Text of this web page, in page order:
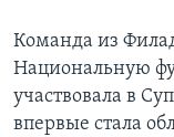
Команда из
Национальную
участвовала в
впервые стала